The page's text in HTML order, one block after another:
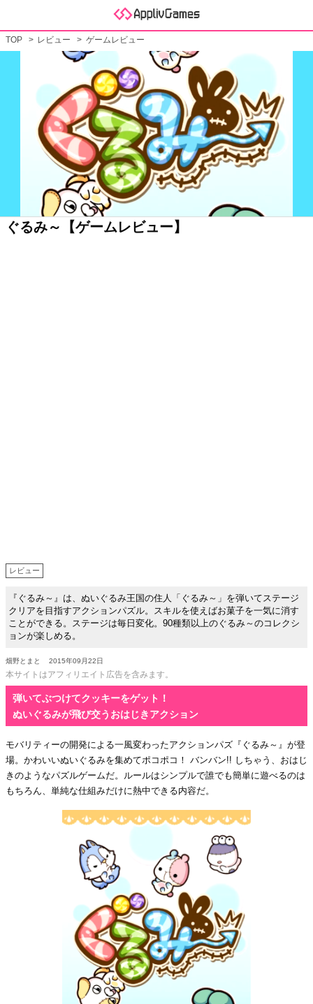
TOP レビュー ゲームレビュー
ぐるみ～【ゲームレビュー】
レビュー
『ぐるみ～』は、ぬいぐるみ王国の住人「ぐるみ～」を弾いてステージ
クリアを目指すアクションパズル。スキルを使えばお菓子を一気に消す
ことができる。ステージは毎日変化。90種類以上のぐるみ～のコレクシ
ョンが楽しめる。
畑野とまと 2015年09月22日
本サイトはアフィリエイト広告を含みます。
弾いてぶつけてクッキーをゲット！
ぬいぐるみが飛び交うおはじきアクション
モバリティーの開発による一風変わったアクションパズ『ぐるみ～』が登
場。かわいいぬいぐるみを集めてポコポコ！ バンバン!! しちゃう、おはじ
きのようなパズルゲームだ。ルールはシンプルで誰でも簡単に遊べるのは
もちろん、単純な仕組みだけに熱中できる内容だ。